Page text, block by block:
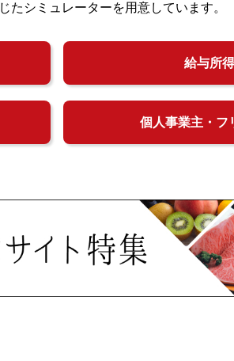
たシミュレーターを用意しています。
給与所
個人事業主・フ